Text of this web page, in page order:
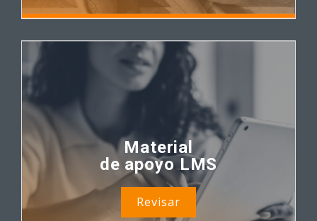
Material
de apoyo LMS
Revisar